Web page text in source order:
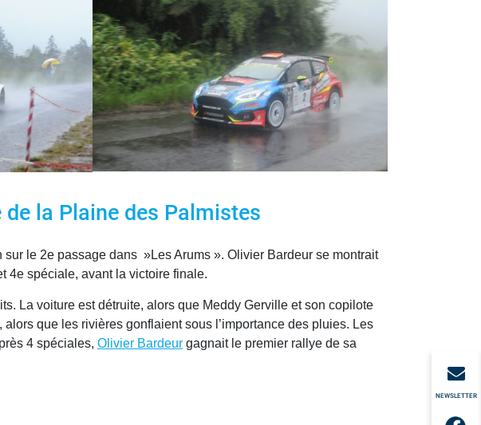
NEWSLETTER
la Plaine des Palmistes
le 2e passage dans »Les Arums ». Olivier Bardeur se montrait
4e spéciale, avant la victoire finale.
La voiture est détruite, alors que Meddy Gerville et son copilote
que les rivières gonflaient sous l’importance des pluies. Les
4 spéciales, Olivier Bardeur gagnait le premier rallye de sa